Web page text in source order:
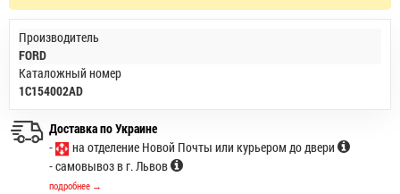
Производитель
FORD
Каталожный номер
1C154002AD
Доставка по Украине
-
на отделение Новой Почты или курьером до двери
- самовывоз в г. Львов
подробнее →